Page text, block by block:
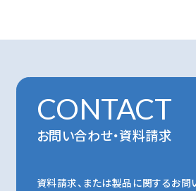
CONTACT
お問い合わせ・資料請求
資料請求、または製品に関するお問